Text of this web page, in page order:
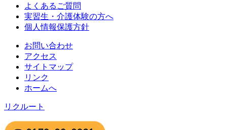
よくあるご質問
実習生・介護体験の方へ
個人情報保護方針
お問い合わせ
アクセス
サイトマップ
リンク
ホームへ
リクルート